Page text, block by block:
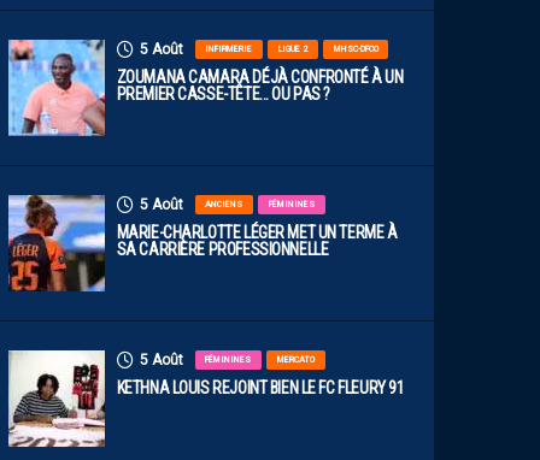
5 Août INFIRMERIE LIGUE 2 MHSC-DFCO
ZOUMANA CAMARA DÉJÀ CONFRONTÉ À UN
PREMIER CASSE-TÊTE… OU PAS ?
5 Août ANCIENS FÉMININES
MARIE-CHARLOTTE LÉGER MET UN TERME À
SA CARRIÈRE PROFESSIONNELLE
5 Août FÉMININES MERCATO
KETHNA LOUIS REJOINT BIEN LE FC FLEURY 91